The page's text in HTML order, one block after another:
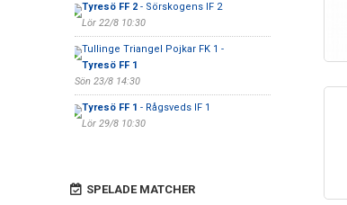
Tyresö FF 2- Sörskogens IF 2
Lör 22/8 10:30
Tullinge Triangel Pojkar FK 1 -
Tyresö FF 1
Sön 23/8 14:30
Tyresö FF 1 - Rågsveds IF 1
Lör 29/8 10:30
SPELADE MATCHER